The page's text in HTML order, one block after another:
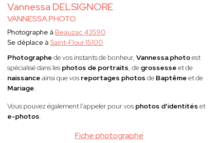
Vannessa DELSIGNORE
VANNESSA.PHOTO
Fiche photographe
Photographe à Beauzac 43590
Se déplace à Saint-Flour 15100
Photographe de vos instants de bonheur, Vannessa.photoest
spécialisé dans les photos de portraits, de grossesse et de
naissance ainsi que vos reportages photos de Baptême et de
Mariage.
Vous pouvez également l'appeler pour vos photos d'identités et
e-photos.